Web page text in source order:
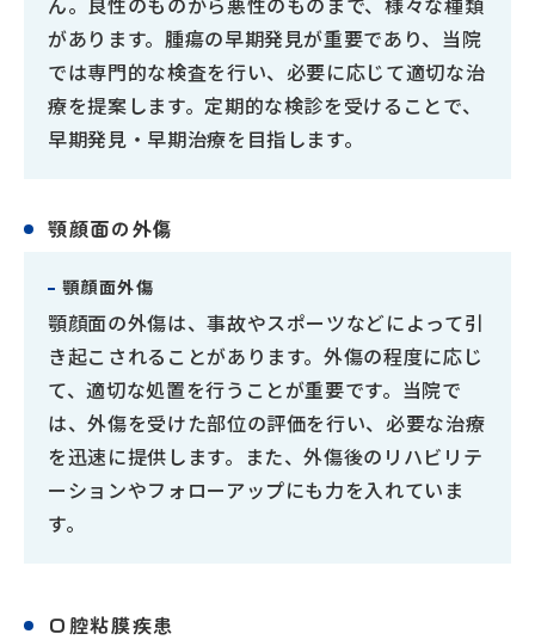
があります。腫瘍の早期発見が重要であり、当院
では専門的な検査を行い、必要に応じて適切な治
療を提案します。定期的な検診を受けることで、
早期発見・早期治療を目指します。
顎顔面の外傷
顎顔面外傷
顎顔面の外傷は、事故やスポーツなどによって引
き起こされることがあります。外傷の程度に応じ
て、適切な処置を行うことが重要です。当院で
は、外傷を受けた部位の評価を行い、必要な治療
を迅速に提供します。また、外傷後のリハビリテ
ーションやフォローアップにも力を入れていま
す。
口腔粘膜疾患